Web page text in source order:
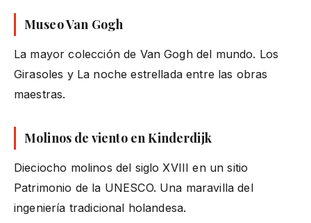
Museo Van Gogh
La mayor colección de Van Gogh del mundo. Los
Girasoles y La noche estrellada entre las obras
maestras.
Molinos de viento en Kinderdijk
Dieciocho molinos del siglo XVIII en un sitio
Patrimonio de la UNESCO. Una maravilla del
ingeniería tradicional holandesa.